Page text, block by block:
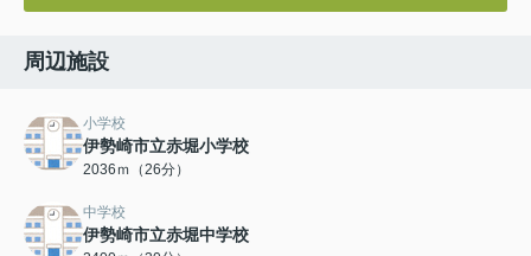
周辺施設
小学校
伊勢崎市立赤堀小学校
2036ｍ（26分）
中学校
伊勢崎市立赤堀中学校